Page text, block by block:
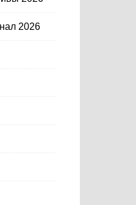
2026